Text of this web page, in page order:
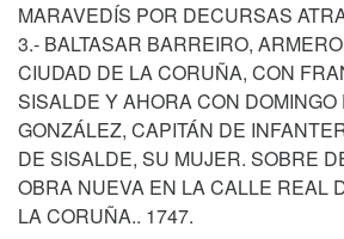
MARAVEDÍS POR DECURSAS
3.- BALTASAR BARREIRO,
CIUDAD DE LA CORUÑA, CON
SISALDE Y AHORA CON
GONZÁLEZ, CAPITÁN DE
DE SISALDE, SU MUJER. SOBRE
OBRA NUEVA EN LA CALLE REAL
LA CORUÑA.. 1747.